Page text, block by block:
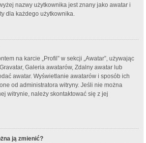
nazwy użytkownika jest znany jako awatar i
dla każdego użytkownika.
na karcie „Profil” w sekcji „Awatar”, używając
Galeria awatarów, Zdalny awatar lub
awatar. Wyświetlanie awatarów i sposób ich
od administratora witryny. Jeśli nie można
witrynie, należy skontaktować się z jej
ją zmienić?